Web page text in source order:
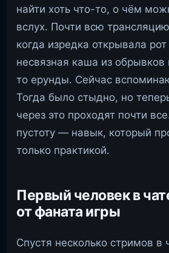
найти хоть что-то, о чём
вслух. Почти всю
когда изредка открывала
несвязная каша из
то ерунды. Сейчас
Тогда было стыдно, но
через это проходят почти
пустоту — навык, который
только практикой.
Первый человек в
от фаната игры
Спустя несколько стримов в